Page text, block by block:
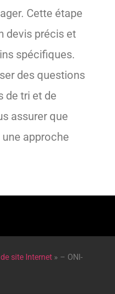
Cette étape
devis précis et
spécifiques.
des questions
de tri et de
assurer que
une approche
site Internet » – ONI-